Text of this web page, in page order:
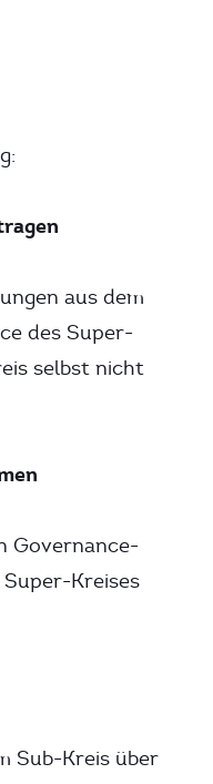
aus dem
des Super-
selbst nicht
Governance-
Kreises
Sub-Kreis über